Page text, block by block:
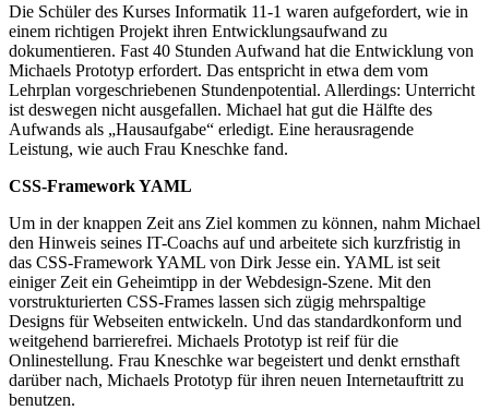
Die Schüler des Kurses Informatik 11-1 waren aufgefordert, wie in
einem richtigen Projekt ihren Entwicklungsaufwand zu
dokumentieren. Fast 40 Stunden Aufwand hat die Entwicklung von
Michaels Prototyp erfordert. Das entspricht in etwa dem vom
Lehrplan vorgeschriebenen Stundenpotential. Allerdings: Unterricht
ist deswegen nicht ausgefallen. Michael hat gut die Hälfte des
Aufwands als „Hausaufgabe“ erledigt. Eine herausragende
Leistung, wie auch Frau Kneschke fand.
CSS-Framework YAML
Um in der knappen Zeit ans Ziel kommen zu können, nahm Michael
den Hinweis seines IT-Coachs auf und arbeitete sich kurzfristig in
das CSS-Framework YAML von Dirk Jesse ein. YAML ist seit
einiger Zeit ein Geheimtipp in der Webdesign-Szene. Mit den
vorstrukturierten CSS-Frames lassen sich zügig mehrspaltige
Designs für Webseiten entwickeln. Und das standardkonform und
weitgehend barrierefrei. Michaels Prototyp ist reif für die
Onlinestellung. Frau Kneschke war begeistert und denkt ernsthaft
darüber nach, Michaels Prototyp für ihren neuen Internetauftritt zu
benutzen.